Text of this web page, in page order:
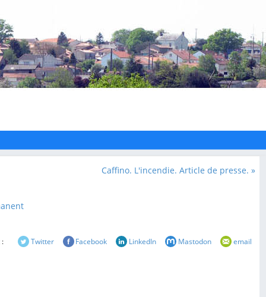
Caffino. L'incendie. Article de presse. »
Twitter Facebook LinkedIn Mastodon email